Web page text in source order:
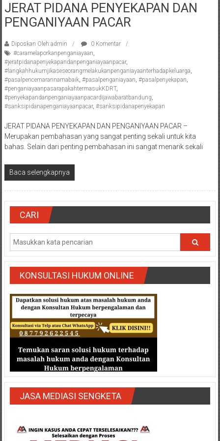
Pengacara
Perceraian/
/
Konsultan
Hukum
/
Konsultan
Hukum
Mediator/
Mediasi/
Yogyakarta/Bantul/Sleman/Gunung
Kidul/Wonosari/Wates/Kulonprogo/
Yogyakarta/Jogja/
Sukoharjo/
Semarang/
Batang/Brebes/
Purworejo,
Kebumen/Magelang/Temanggung/Mungkid/Demak/
Batu/
Blitar/Surabaya/Palembang/
Bekasi/Jakarta
selatan/
Jakarta
Utara/
Jakarta
Pusat/
Karawang/
Lampung
Barat/
Lampung
Bengkulu/
JERAT PIDANA PENYEKAPAN DAN
PENGANIYAAN PACAR
Diposkan Oleh:admin
0 Komentar
#caramelaporkanpenganiayaan,
#jeratpidanapenyekapandanpenganiayaanpacar,
#langkahhukumjikaseseorangmelakukanpenganiayaanterhadapkeluarga,
#pasalpencemarannamabaik, #pasalpenganiayaan, #pasalpenyekapan,
#penganiayaanpasarapakahtermasukKDRT,
#penyekapandanpenganiayaanpacardijawabaratbandung,
#sanksipidanapenganiayaanpacar, #sanksipidanapenyekapan
JERAT PIDANA PENYEKAPAN DAN PENGANIYAAN PACAR –
Merupakan pembahasan yang sangat penting sekali untuk kita
bahas. Selain dari penting pembahasan ini sangat menarik sekali
Baca selengkapnya
CARI
KONSULTASI HUKUM ONLINE
JASA MEDIASI SENGKETA